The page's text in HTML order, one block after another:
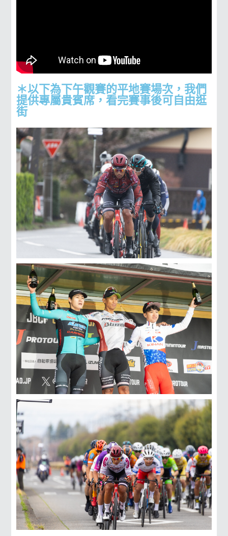
＊以下為下午觀賽的平地賽場次，我們
提供專屬貴賓席，看完賽事後可自由逛
街